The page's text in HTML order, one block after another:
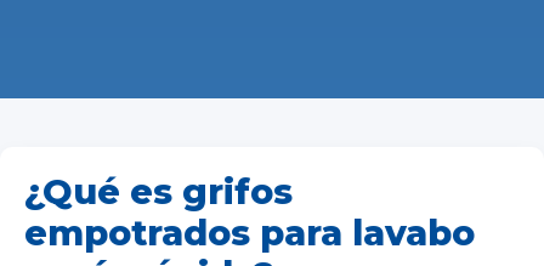
¿Qué es grifos
empotrados para lavabo